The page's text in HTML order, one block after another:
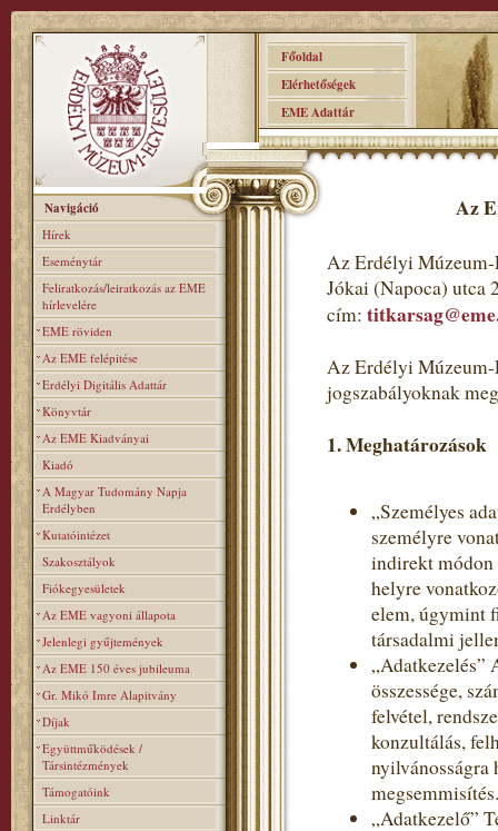
Főoldal
Elérhetőségek
EME Adattár
Navigáció
Hírek
Eseménytár
Feliratkozás/leiratkozás az EME
hírlevelére
EME röviden
Az EME felépitése
Erdélyi Digitális Adattár
Könyvtár
Az EME Kiadványai
Kiadó
A Magyar Tudomány Napja
Erdélyben
Kutatóintézet
Szakosztályok
Fiókegyesületek
Az EME vagyoni állapota
Jelenlegi gyűjtemények
Az EME 150 éves jubileuma
Gr. Mikó Imre Alapitvány
Díjak
Együttműködések /
Társintézmények
Támogatóink
Linktár
Az
Az Erdélyi
Jókai (Napoca) utca
cím:
Az Erdélyi Múzeum-
jogszabályoknak
1. Meghatározások
„Személyes
személyre
indirekt módon
helyre
elem, úgymint
társadalmi
„Adatkezelés”
összessége,
felvétel,
konzultálás,
nyilvánosságra
megsemmisítés.
„Adatkezelő”